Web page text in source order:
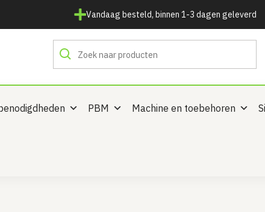
Vandaag besteld, binnen 1-3 dagen geleverd
PBM Machine en toebehoren